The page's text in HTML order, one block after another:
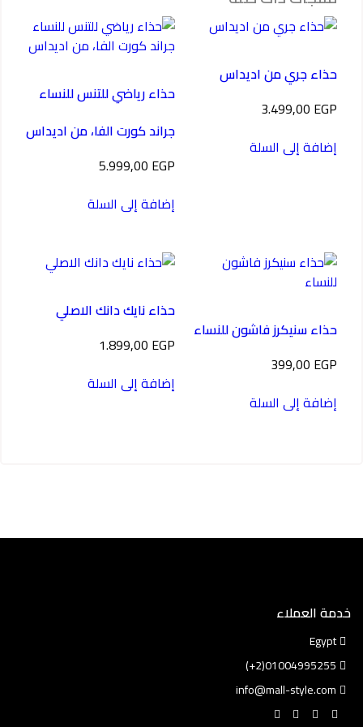
حذاء جري من اديداس
3.499,00 EGP
إضافة إلى السلة
حذاء رياضي للتنس للنساء
جراند كورت الفا، من اديداس
5.999,00 EGP
إضافة إلى السلة
حذاء سنيكرز فاشون للنساء
399,00 EGP
إضافة إلى السلة
حذاء نايك دانك الاصلي
1.899,00 EGP
إضافة إلى السلة
خدمة العملاء
Egypt
01004995255(2+)
info@mall-style.com